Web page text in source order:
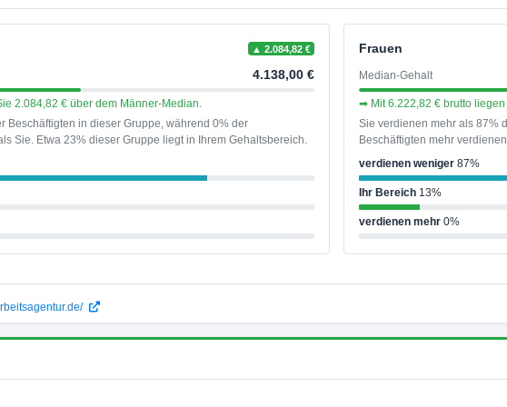
▲ 2.084,82 €
4.138,00 €
2.084,82 € über dem Männer-Median.
Beschäftigten in dieser Gruppe, während 0% der
Sie. Etwa 23% dieser Gruppe liegt in Ihrem Gehaltsbereich.
Frauen
Median-Gehalt
➡ Mit 6.222,82 € brutto
Sie verdienen mehr als 87%
Beschäftigten mehr
verdienen weniger 87%
Ihr Bereich 13%
verdienen mehr 0%